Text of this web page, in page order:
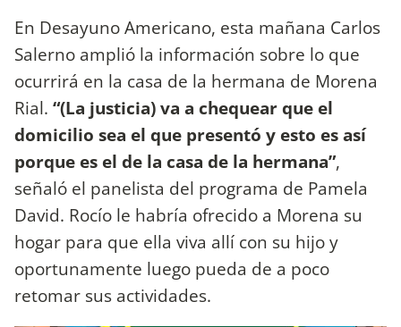
En Desayuno Americano, esta mañana Carlos
Salerno amplió la información sobre lo que
ocurrirá en la casa de la hermana de Morena
Rial. “(La justicia) va a chequear que el
domicilio sea el que presentó y esto es así
porque es el de la casa de la hermana”,
señaló el panelista del programa de Pamela
David. Rocío le habría ofrecido a Morena su
hogar para que ella viva allí con su hijo y
oportunamente luego pueda de a poco
retomar sus actividades.